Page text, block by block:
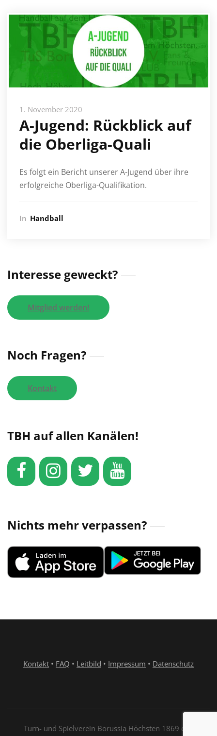
1. November 2020
A-Jugend: Rückblick auf
die Oberliga-Quali
Es folgt ein Bericht unserer A-Jugend über ihre
erfolgreiche Oberliga-Qualifikation.
In Handball
Interesse geweckt?
Mitglied werden!
Noch Fragen?
Kontakt
TBH auf allen Kanälen!
Nichts mehr verpassen?
Kontakt • FAQ • Leitbild • Impressum • Datenschutz
Turn- und Spielverein Borussia Höchsten 1869 e.V.